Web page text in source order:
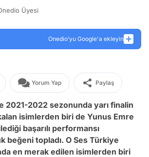
Üyesi
Onedio’yu Google'a ekleyin
Yorum Yap Paylaş
2021-2022 sezonunda yarı finalin
isimlerden biri de Yunus Emre
başarılı performansı
beğeni topladı. O Ses Türkiye
en merak edilen isimlerden biri